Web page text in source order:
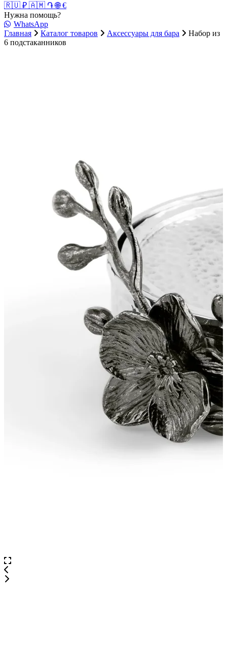
🇷🇺 ₽ 🇦🇲 ֏🌐 €
Нужна помощь?
WhatsApp
Главная
Каталог товаров Аксессуары для бара
Набор из
6 подстаканников